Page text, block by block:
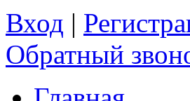
Вход |
Обратный